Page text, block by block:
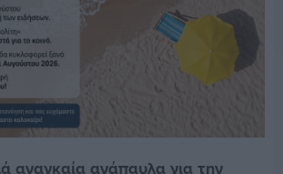
αναγκαία ανάπαυλα για την